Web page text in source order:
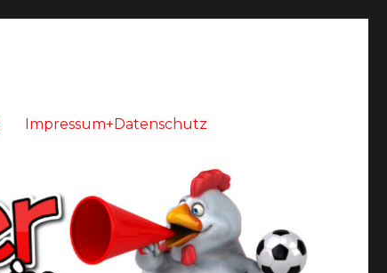
Impressum+Datenschutz